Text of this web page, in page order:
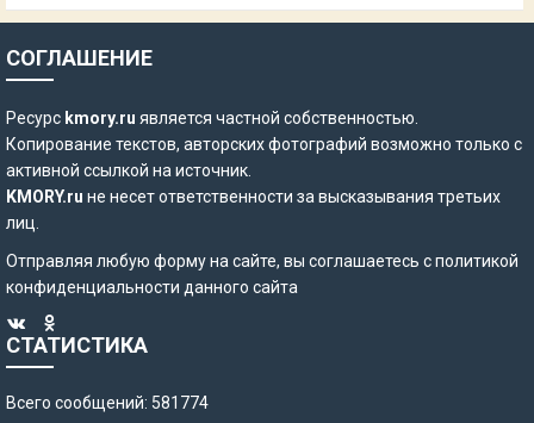
СОГЛАШЕНИЕ
Ресурс kmory.ru является частной собственностью.
Копирование текстов, авторских фотографий возможно только с
активной ссылкой на источник.
KMORY.ru не несет ответственности за высказывания третьих
лиц.
Отправляя любую форму на сайте, вы соглашаетесь сполитикой
конфиденциальности данного сайта
СТАТИСТИКА
Всего сообщений: 581774